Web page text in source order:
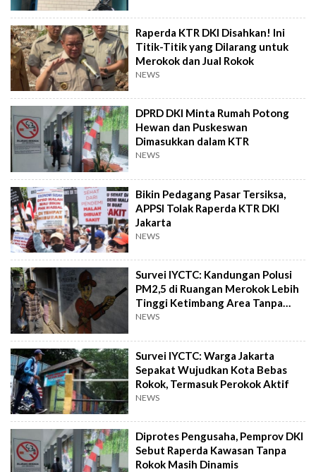
Raperda KTR DKI Disahkan! Ini
Titik-Titik yang Dilarang untuk
Merokok dan Jual Rokok
NEWS
DPRD DKI Minta Rumah Potong
Hewan dan Puskeswan
Dimasukkan dalam KTR
NEWS
Bikin Pedagang Pasar Tersiksa,
APPSI Tolak Raperda KTR DKI
Jakarta
NEWS
Survei IYCTC: Kandungan Polusi
PM2,5 di Ruangan Merokok Lebih
Tinggi Ketimbang Area Tanpa
Rokok
NEWS
Survei IYCTC: Warga Jakarta
Sepakat Wujudkan Kota Bebas
Rokok, Termasuk Perokok Aktif
NEWS
Diprotes Pengusaha, Pemprov DKI
Sebut Raperda Kawasan Tanpa
Rokok Masih Dinamis